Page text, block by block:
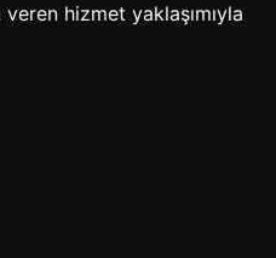
hizmet yaklaşımıyla